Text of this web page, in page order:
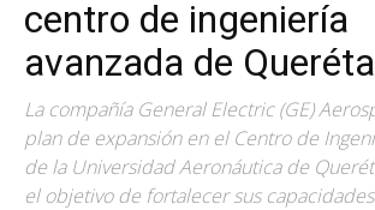
centro de ingeniería
avanzada de
La compañía General Electric (GE)
plan de expansión en el Centro de
de la Universidad Aeronáutica de
el objetivo de fortalecer sus